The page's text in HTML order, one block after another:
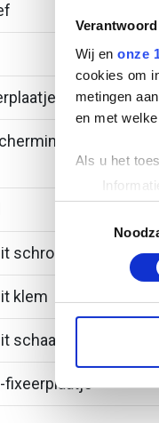
Wij en onze
cookies om
metingen
en met
Als u het
Uw
Lees meer
media,
schaal
schroef
klem
schaal
fixeerplaatje